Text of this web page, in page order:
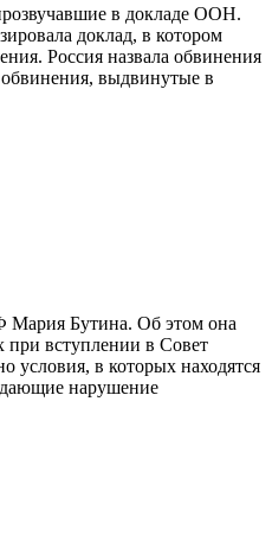
в докладе ООН.
доклад, в котором
Россия назвала обвинения
выдвинутые в
Мария Бутина. Об этом она
при вступлении в Совет
условия, в которых находятся
нарушение